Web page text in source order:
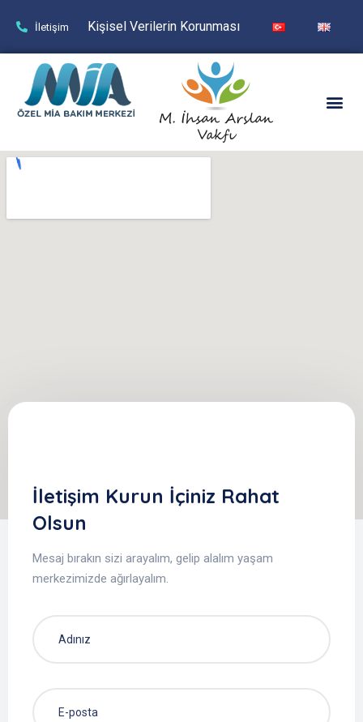
İletişim Kişisel Verilerin Korunması
İletişim Kurun İçiniz Rahat
Olsun
Mesaj bırakın sizi arayalım, gelip alalım yaşam
merkezimizde ağırlayalım.